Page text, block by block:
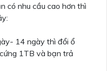
có nhu cầu cao hơn thì
14 ngày thì đổi ổ
1TB và bạn trả